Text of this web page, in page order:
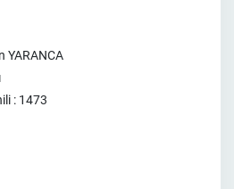
YARANCA
: 1473